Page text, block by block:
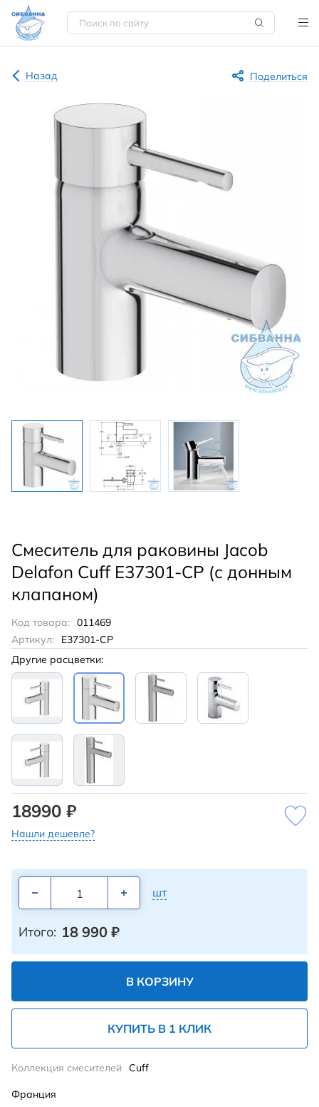
Назад Поделиться
Смеситель для раковины Jacob
Delafon Cuff E37301-CP (с донным
клапаном)
Код товара: 011469
Артикул:
E37301-CP
Другие расцветки:
18990 ₽
Нашли дешевле?
шт
Итого: 18 990 ₽
В КОРЗИНУ
КУПИТЬ В 1 КЛИК
Коллекция смесителей Cuff
Франция